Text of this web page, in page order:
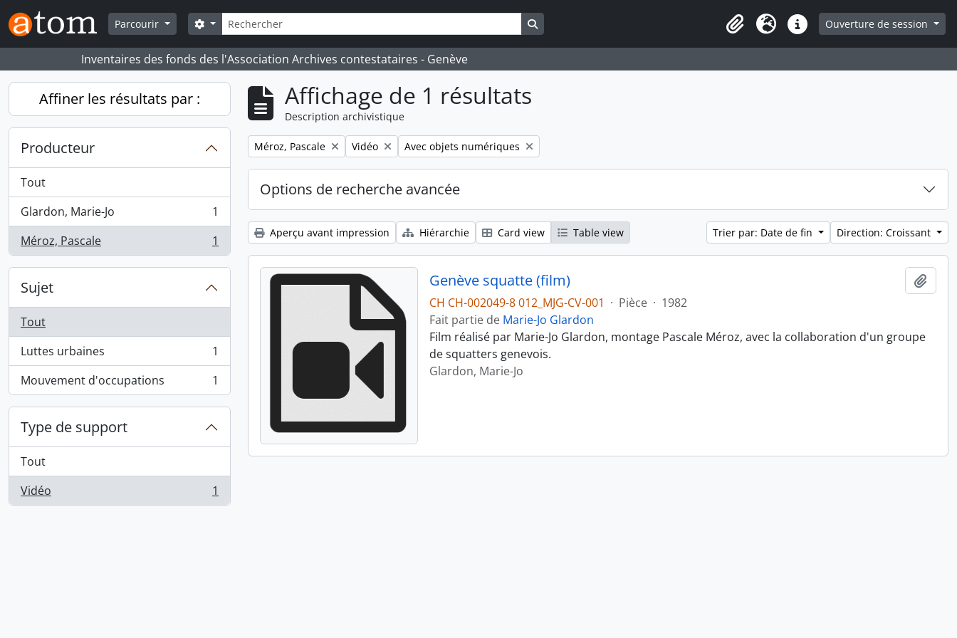
Skip to main content
Parcourir
Rechercher
Search options
Presse-papier
LangueLiens rapidesOuverture de session
Inventaires des fonds des l'Association Archives contestataires - Genève
Affiner les résultats par :
Producteur
Tout
Glardon, Marie-Jo
, 1 résultats
1
Méroz, Pascale
, 1 résultats 1
Sujet
Tout
Luttes urbaines
, 1 résultats
1
Mouvement d'occupations
, 1 résultats 1
Type de support
Tout
Vidéo
, 1 résultats 1
Affichage de 1 résultats
Description archivistique
Remove filter:
Méroz, Pascale Remove filter:
Vidéo Remove filter:
Avec objets numériques
Options de recherche avancée
Aperçu avant impression Hiérarchie Card view Table view Trier par: Date de fin Direction: Croissant
Genève squatte (film)
CH CH-002049-8 012_MJG-CV-001 · Pièce · 1982
Fait partie de Marie-Jo Glardon
Film réalisé par Marie-Jo Glardon, montage Pascale Méroz, avec la collaboration d'un groupe
de squatters genevois.
Glardon, Marie-Jo